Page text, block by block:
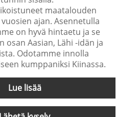
maatalouden
ajan. Asennetulla
on hyvä hintaetu ja se
osan Aasian, Lähi -idän ja
Odotamme innolla
kumppaniksi Kiinassa.
Lue lisää